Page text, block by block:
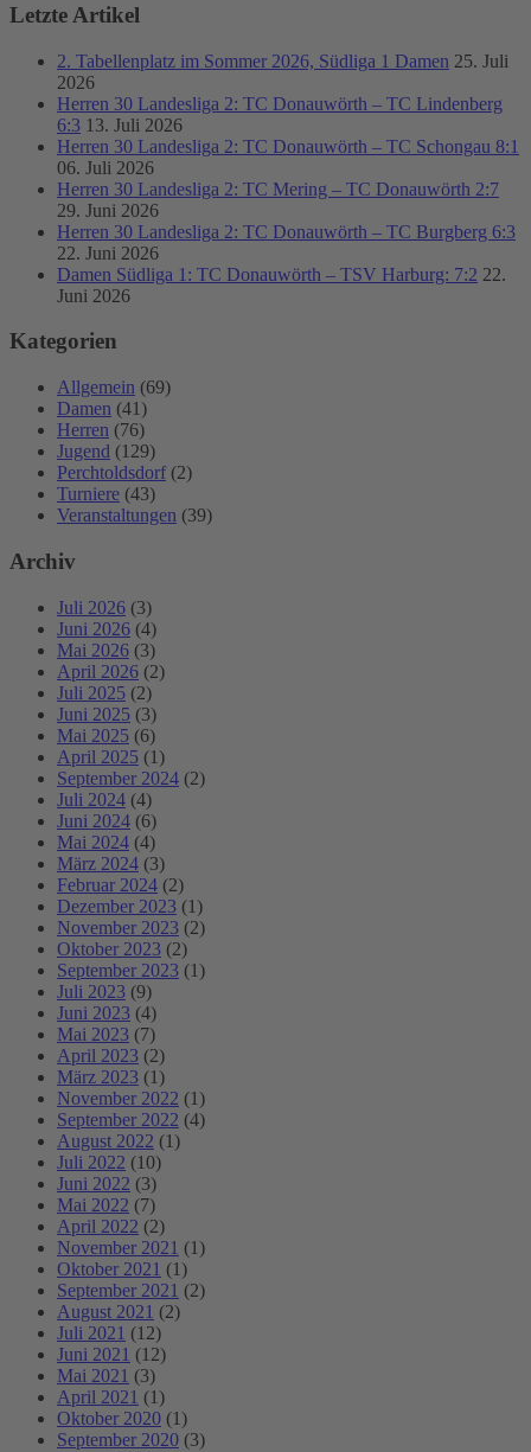
Letzte Artikel
2. Tabellenplatz im Sommer 2026, Südliga 1 Damen 25. Juli
2026
Herren 30 Landesliga 2: TC Donauwörth – TC Lindenberg
6:3 13. Juli 2026
Herren 30 Landesliga 2: TC Donauwörth – TC Schongau 8:1
06. Juli 2026
Herren 30 Landesliga 2: TC Mering – TC Donauwörth 2:7
29. Juni 2026
Herren 30 Landesliga 2: TC Donauwörth – TC Burgberg 6:3
22. Juni 2026
Damen Südliga 1: TC Donauwörth – TSV Harburg: 7:2 22.
Juni 2026
Kategorien
Allgemein (69)
Damen (41)
Herren (76)
Jugend (129)
Perchtoldsdorf (2)
Turniere (43)
Veranstaltungen (39)
Archiv
Juli 2026 (3)
Juni 2026 (4)
Mai 2026 (3)
April 2026 (2)
Juli 2025 (2)
Juni 2025 (3)
Mai 2025 (6)
April 2025 (1)
September 2024 (2)
Juli 2024 (4)
Juni 2024 (6)
Mai 2024 (4)
März 2024 (3)
Februar 2024 (2)
Dezember 2023 (1)
November 2023 (2)
Oktober 2023 (2)
September 2023 (1)
Juli 2023 (9)
Juni 2023 (4)
Mai 2023 (7)
April 2023 (2)
März 2023 (1)
November 2022 (1)
September 2022 (4)
August 2022 (1)
Juli 2022 (10)
Juni 2022 (3)
Mai 2022 (7)
April 2022 (2)
November 2021 (1)
Oktober 2021 (1)
September 2021 (2)
August 2021 (2)
Juli 2021 (12)
Juni 2021 (12)
Mai 2021 (3)
April 2021 (1)
Oktober 2020 (1)
September 2020 (3)